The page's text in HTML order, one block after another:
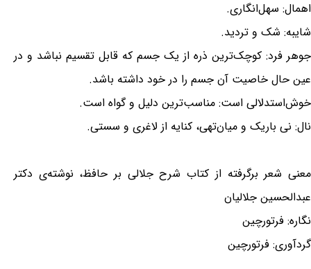
اهمال: سهل‌انگاری.
شایبه: شک و تردید.
جوهر فرد: کوچک‌ترین ذره از یک جسم که قابل تقسیم نباشد و در
عین حال خاصیت آن جسم را در خود داشته باشد.
خوش‌استدلالی است: مناسب‌ترین دلیل و گواه است.
نال: نی باریک و میان‌تهی، کنایه از لاغری و سستی.
معنی شعر برگرفته از کتاب شرح جلالی بر حافظ، نوشته‌ی دکتر
عبدالحسین جلالیان
نگاره: فرتورچین
گردآوری: فرتورچین